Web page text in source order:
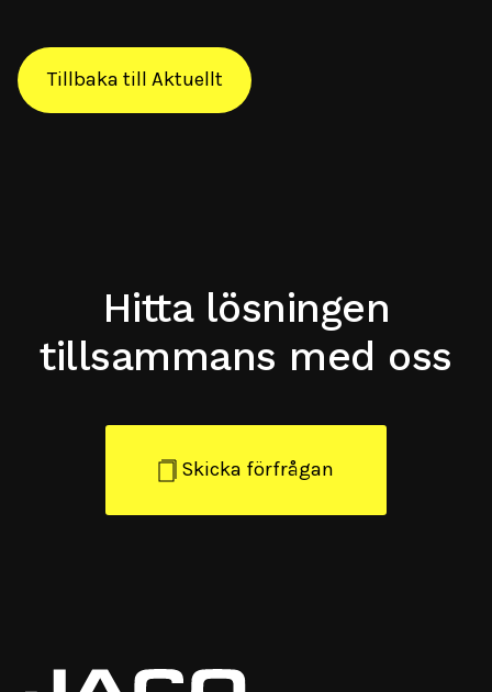
Tillbaka till Aktuellt
Hitta lösningen
tillsammans med oss
Skicka förfrågan